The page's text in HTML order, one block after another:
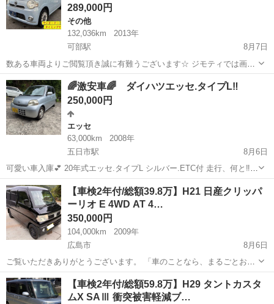
289,000円
その他
132,036km
2013年
可部駅
8月7日
数ある車両よりご閲覧頂き誠に有難うございます☆ ジモティでは画像
が少ないですが、カーセンサー、グーネット、車選び.comに多数画像
掲載しております。ネットで『プライムゲート 広島』などで検索頂
くとヒットしますので是非閲...
広島 広島市 可部駅 その他
🌈激安車🌈 ダイハツエッセ.タイプL‼️
250,000円
エッセ
63,000km
2008年
五日市駅
8月6日
可愛い車入庫💕 20年式エッセ.タイプL シルバー.ETC付 走行、何と‼️
63000k‼️ 内、外装ともとても美車です。 ※ エンジンオイル交換済 ※
エレメント交換済 ※ 別途、自動車税（月割り）、リサイクル料金...
広島 広島市 五日市駅 エッセ ダイハツエッセ
【車検2年付/総額39.8万】H21 日産クリッパ
ーリオ E 4WD AT 4…
350,000円
104,000km
2009年
広島市
8月6日
ご覧いただきありがとうございます。 「車のことなら、まるごとお任
せ。」査定・買取から販売・納車まで一貫対応いたします。 日産 クリ
ッパーリオ 4WD。スズキ エブリイワゴンの姉妹車にあたる乗用ワゴ
ンで、商用バンより内装が快...
広島 広島市 ダイハツ 車両
【車検2年付/総額59.8万】H29 タントカスタ
ムX SAⅢ 衝突被害軽減ブ…